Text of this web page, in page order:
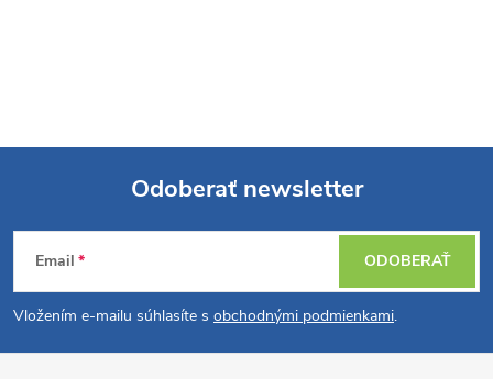
Z
á
p
Odoberať newsletter
Email
Vložením e-mailu súhlasíte s obchodnými podmienkami.
ODOBERAŤ